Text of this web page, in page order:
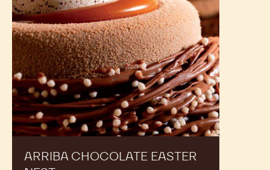
ARRIBA CHOCOLATE EASTER